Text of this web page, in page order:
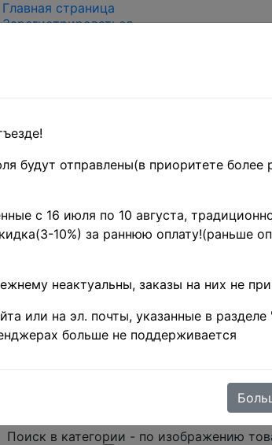
Главная страница
Зарегистрироваться
Оценка и покупка
Поиск по магазину
Главная»
Нумизматика»
Боны и
боны»
Южная
Америка »
цена от
Поиск в категории - по изображению
будут отправлены(в приоритете более
с 16 июля по 10 августа,
10%) за раннюю оплату!(раньше
неактуальны, заказы на них не
или на эл. почты, указанные в разделе
больше не поддерживается